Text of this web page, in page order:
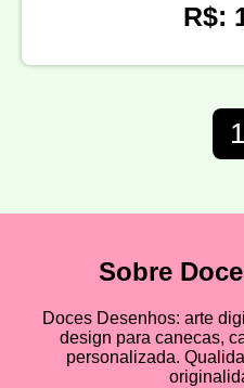
R$:
1
Sobre
Doces Desenhos: arte
design para canecas,
personalizada.